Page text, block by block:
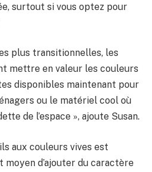
surtout si vous optez pour
plus transitionnelles, les
mettre en valeur les couleurs
disponibles maintenant pour
ou le matériel cool où
de l’espace », ajoute Susan.
aux couleurs vives est
d’ajouter du caractère